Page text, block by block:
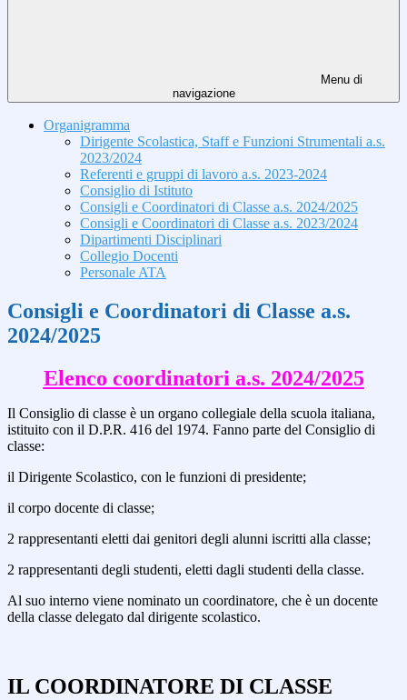
Menu di
navigazione
Organigramma
Dirigente Scolastica, Staff e Funzioni Strumentali a.s.
2023/2024
Referenti e gruppi di lavoro a.s. 2023-2024
Consiglio di Istituto
Consigli e Coordinatori di Classe a.s. 2024/2025
Consigli e Coordinatori di Classe a.s. 2023/2024
Dipartimenti Disciplinari
Collegio Docenti
Personale ATA
Consigli e Coordinatori di Classe a.s.
2024/2025
Elenco coordinatori a.s. 2024/2025
Il Consiglio di classe è un organo collegiale della scuola italiana,
istituito con il D.P.R. 416 del 1974. Fanno parte del Consiglio di
classe:
il Dirigente Scolastico, con le funzioni di presidente;
il corpo docente di classe;
2 rappresentanti eletti dai genitori degli alunni iscritti alla classe;
2 rappresentanti degli studenti, eletti dagli studenti della classe.
Al suo interno viene nominato un coordinatore, che è un docente
della classe delegato dal dirigente scolastico.
IL COORDINATORE DI CLASSE